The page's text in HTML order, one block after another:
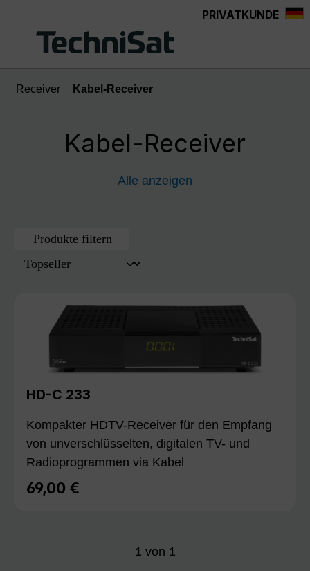
PRIVATKUNDE
Receiver Kabel-Receiver
Kabel-Receiver
Alle anzeigen
Produkte filtern
HD-C 233
Kompakter HDTV-Receiver für den Empfang
von unverschlüsselten, digitalen TV- und
Radioprogrammen via Kabel
Regulärer Preis:
69,00 €
1 von 1